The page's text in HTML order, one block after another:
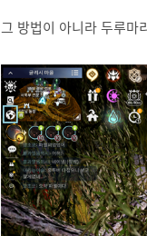
그 방법이 아니라 두루마